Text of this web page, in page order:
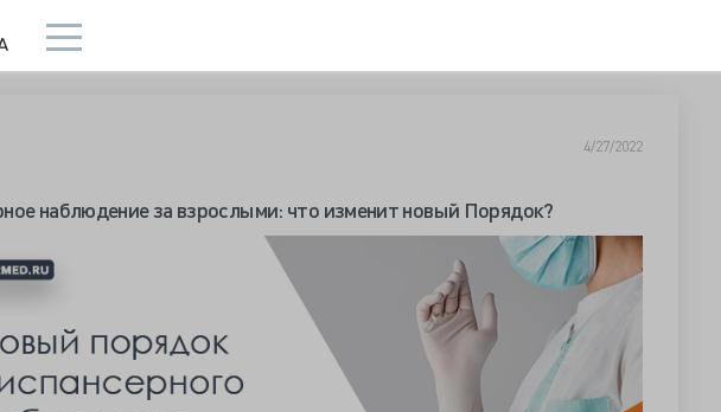
4/27/2022
наблюдение за взрослыми: что изменит новый Порядок?